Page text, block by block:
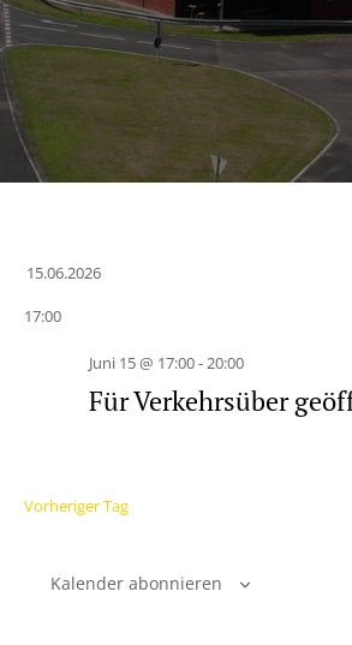
15.06.2026
wählen.
17:00
Juni 15 @ 17:00-20:00
Für Verkehrsüber
Vorheriger Tag
Kalender abonnieren